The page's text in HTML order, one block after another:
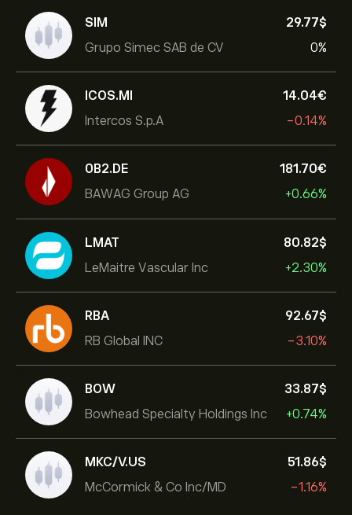
SIM
Grupo Simec SAB de CV
29.77‎$‎
0%
ICOS.MI
Intercos S.p.A
14.04‎€‎
-0.14%
0B2.DE
BAWAG Group AG
181.70‎€‎
+0.66%
LMAT
LeMaitre Vascular Inc
80.82‎$‎
+2.30%
RBA
RB Global INC
92.67‎$‎
-3.10%
BOW
Bowhead Specialty Holdings Inc
33.87‎$‎
+0.74%
MKC/V.US
McCormick & Co Inc/MD
51.86‎$‎
-1.16%